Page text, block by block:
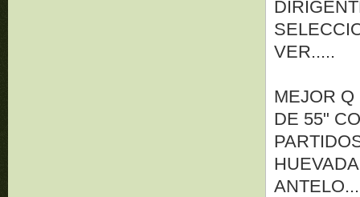
VER.....
MEJOR Q
DE 55"